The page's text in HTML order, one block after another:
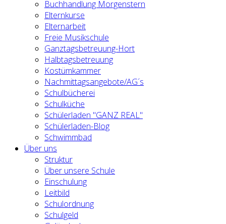
Buchhandlung Morgenstern
Elternkurse
Elternarbeit
Freie Musikschule
Ganztagsbetreuung-Hort
Halbtagsbetreuung
Kostümkammer
Nachmittagsangebote/AG´s
Schulbücherei
Schulküche
Schülerladen "GANZ REAL"
Schülerladen-Blog
Schwimmbad
Über uns
Struktur
Über unsere Schule
Einschulung
Leitbild
Schulordnung
Schulgeld